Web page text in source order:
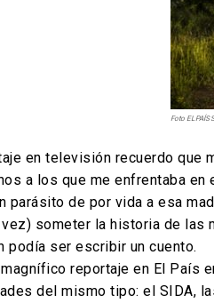
Foto EL PAÍS
en televisión recuerdo que
a los que me enfrentaba
parásito de por vida a esa
someter la historia de
podía ser escribir un cuento.
reportaje en El País
del mismo tipo: el SIDA,